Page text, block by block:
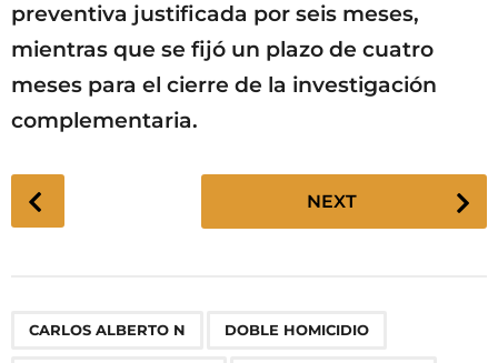
preventiva justificada por seis meses,
mientras que se fijó un plazo de cuatro
meses para el cierre de la investigación
complementaria.
o
NEXT
CARLOS ALBERTO N DOBLE HOMICIDIO